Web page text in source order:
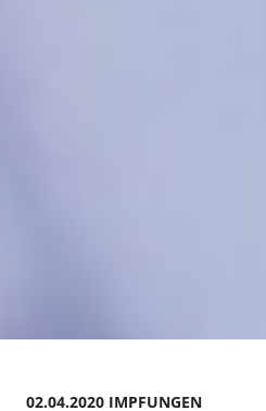
02.04.2020 IMPFUNGEN